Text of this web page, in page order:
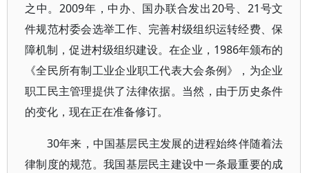
之中。2009年，中办、国办联合发出20号、21号文
件规范村委会选举工作、完善村级组织运转经费、保
障机制，促进村级组织建设。在企业，1986年颁布的
《全民所有制工业企业职工代表大会条例》，为企业
职工民主管理提供了法律依据。当然，由于历史条件
的变化，现在正在准备修订。
30年来，中国基层民主发展的进程始终伴随着法
律制度的规范。我国基层民主建设中一条最重要的成